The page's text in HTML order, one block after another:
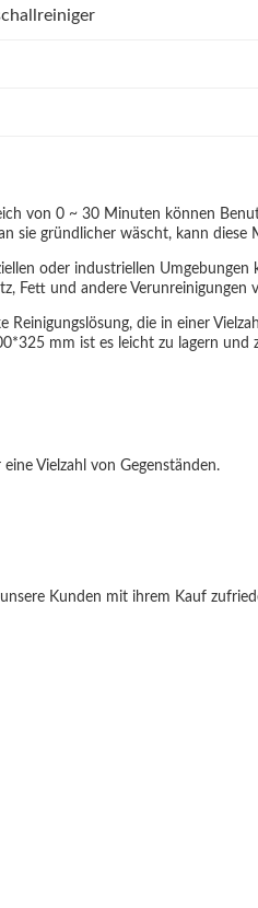
von 0 ~ 30 Minuten können
sie gründlicher wäscht, kann diese
oder industriellen
Fett und andere
die in einer
mm ist es leicht zu lagern
Vielzahl von Gegenständen.
Kunden mit ihrem Kauf